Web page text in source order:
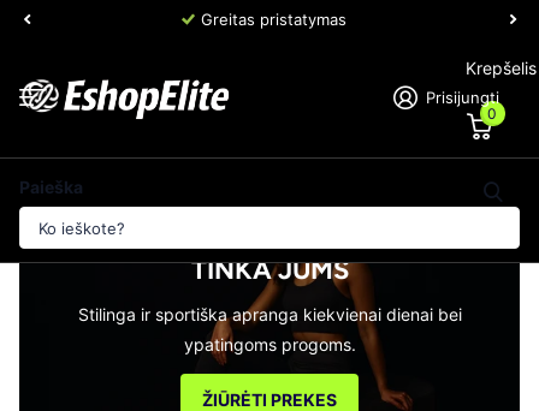
Greitas pristatymas
Paieška
Prisijungti
Krepšelis
0
APRANGA IR AKSESUARAI
TINKA JUMS
Stilinga ir sportiška apranga kiekvienai dienai bei
ypatingoms progoms.
ŽIŪRĖTI PREKES